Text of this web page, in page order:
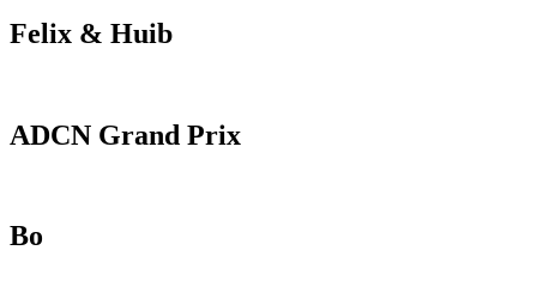
Felix & Huib
ADCN Grand Prix
Bo